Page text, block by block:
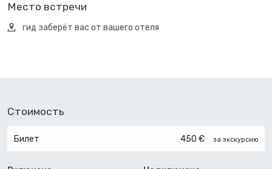
Место встречи
гид заберёт вас от вашего отеля
Стоимость
Билет 450 € за экскурсию